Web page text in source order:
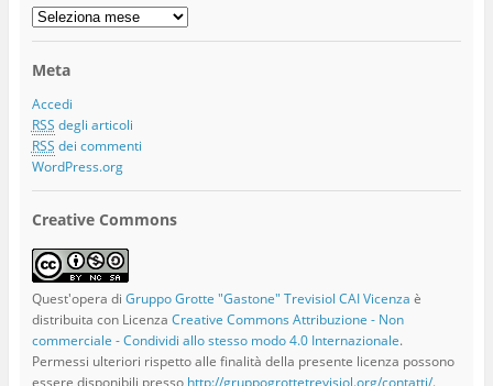
Storico
Articoli
Meta
Accedi
RSS degli articoli
RSS dei commenti
WordPress.org
Creative Commons
Quest'opera di Gruppo Grotte "Gastone" Trevisiol CAI Vicenza è
distribuita con Licenza Creative Commons Attribuzione - Non
commerciale - Condividi allo stesso modo 4.0 Internazionale.
Permessi ulteriori rispetto alle finalità della presente licenza possono
essere disponibili presso http://gruppogrottetrevisiol.org/contatti/.